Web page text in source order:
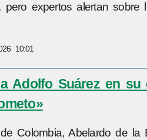
pero expertos alertan
10:01
Adolfo Suárez en
Colombia, Abelardo de